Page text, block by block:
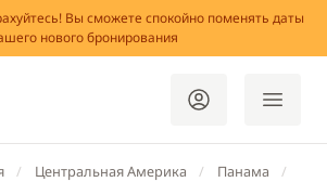
Вы сможете спокойно поменять даты
нового бронирования
Центральная Америка Панама